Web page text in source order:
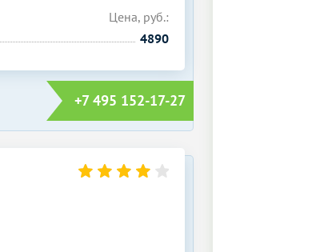
Цена, руб.:
4890
+7 495 152-17-27